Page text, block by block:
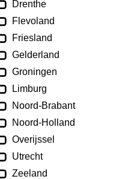
Drenthe
Flevoland
Friesland
Gelderland
Groningen
Limburg
Noord-Brabant
Noord-Holland
Overijssel
Utrecht
Zeeland